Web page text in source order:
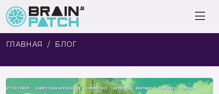
ГЛАВНАЯ БЛОГ